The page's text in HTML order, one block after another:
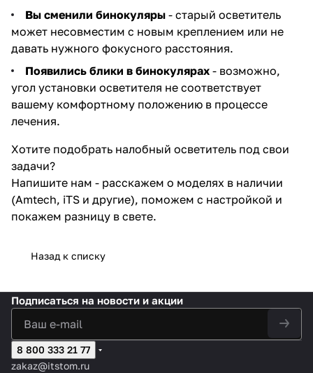
Вы сменили бинокуляры - старый осветитель
может несовместим с новым креплением или не
давать нужного фокусного расстояния.
Появились блики в бинокулярах - возможно,
угол установки осветителя не соответствует
вашему комфортному положению в процессе
лечения.
Хотите подобрать налобный осветитель под свои
задачи?
Напишите нам - расскажем о моделях в наличии
(Amtech, iTS и другие), поможем с настройкой и
покажем разницу в свете.
Назад к списку
Подписаться на новости и акции
8 800 333 21 77
zakaz@itstom.ru